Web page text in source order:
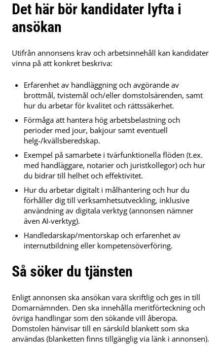
Det här bör kandidater lyfta i
ansökan
Utifrån annonsens krav och arbetsinnehåll kan kandidater
vinna på att konkret beskriva:
Erfarenhet av handläggning och avgörande av
brottmål, tvistemål och/eller domstolsärenden, samt
hur du arbetar för kvalitet och rättssäkerhet.
Förmåga att hantera hög arbetsbelastning och
perioder med jour, bakjour samt eventuell
helg-/kvällsberedskap.
Exempel på samarbete i tvärfunktionella flöden (t.ex.
med handläggare, notarier och juristkollegor) och hur
du bidrar till helhet och effektivitet.
Hur du arbetar digitalt i målhantering och hur du
förhåller dig till verksamhetsutveckling, inklusive
användning av digitala verktyg (annonsen nämner
även AI-verktyg).
Handledarskap/mentorskap och erfarenhet av
internutbildning eller kompetensöverföring.
Så söker du tjänsten
Enligt annonsen ska ansökan vara skriftlig och ges in till
Domarnämnden. Den ska innehålla meritförteckning och
övriga handlingar som den sökande vill åberopa.
Domstolen hänvisar till en särskild blankett som ska
användas (blanketten finns tillgänglig via länk i annonsen).